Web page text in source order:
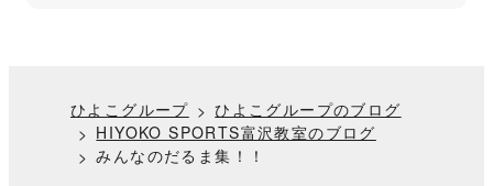
ひよこグループ
ひよこグループのブログ
HIYOKO SPORTS富沢教室のブログ
みんなのだるま集！！